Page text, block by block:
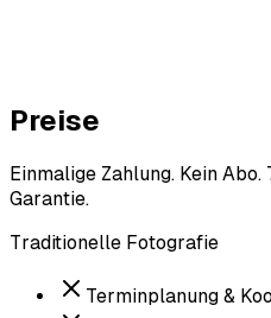
Preise
Einmalige Zahlung. Kein
Garantie.
Traditionelle Fotografie
Terminplanung &